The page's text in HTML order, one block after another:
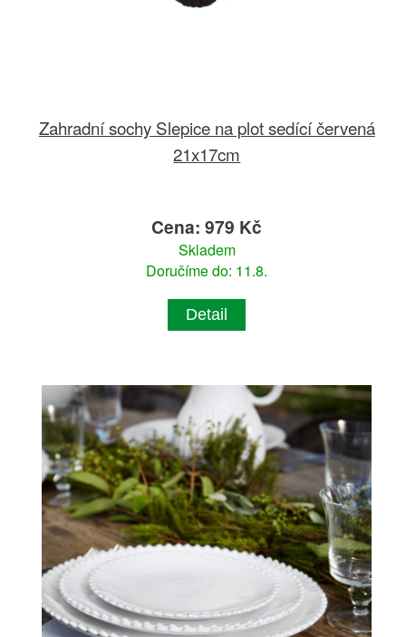
Zahradní sochy Slepice na plot sedící červená
21x17cm
Cena: 979 Kč
Skladem
Doručíme do: 11.8.
Detail